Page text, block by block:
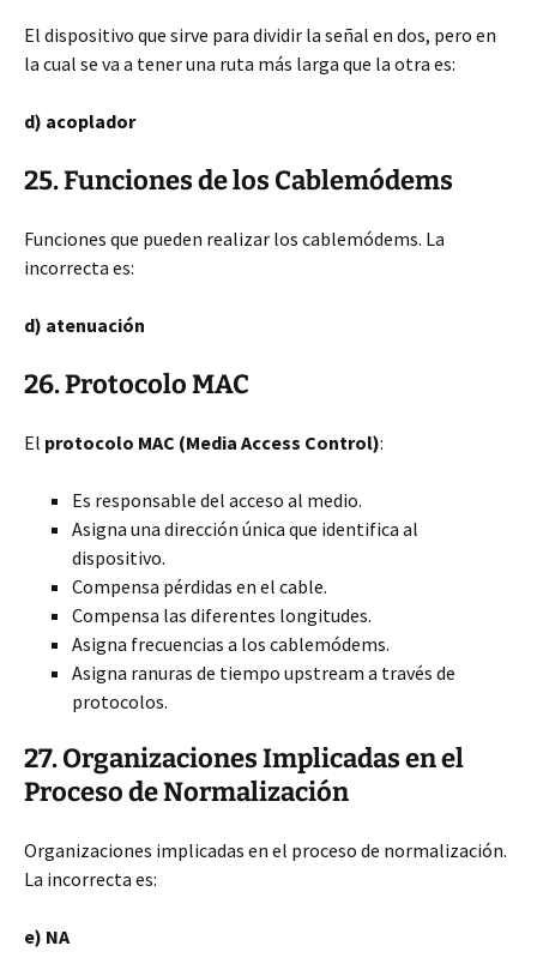
El dispositivo que sirve para dividir la señal en dos, pero en
la cual se va a tener una ruta más larga que la otra es:
d) acoplador
25. Funciones de los Cablemódems
Funciones que pueden realizar los cablemódems. La
incorrecta es:
d) atenuación
26. Protocolo MAC
El protocolo MAC (Media Access Control):
Es responsable del acceso al medio.
Asigna una dirección única que identifica al
dispositivo.
Compensa pérdidas en el cable.
Compensa las diferentes longitudes.
Asigna frecuencias a los cablemódems.
Asigna ranuras de tiempo upstream a través de
protocolos.
27. Organizaciones Implicadas en el
Proceso de Normalización
Organizaciones implicadas en el proceso de normalización.
La incorrecta es:
e) NA